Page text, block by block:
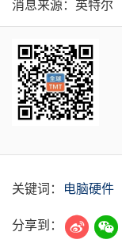
消息来源：英特尔
关键词： 电脑硬件
分享到：